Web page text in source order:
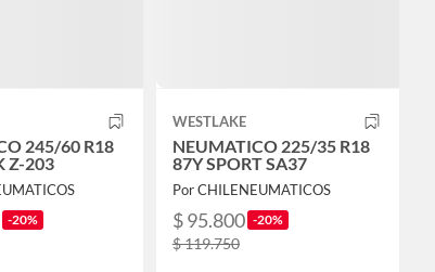
245/60 R18
Z-203
-20%
WESTLAKE
NEUMATICO 225/35 R18
87Y SPORT SA37
Por CHILENEUMATICOS
$ 95.800 -20%
$ 119.750